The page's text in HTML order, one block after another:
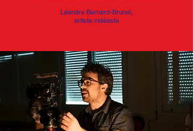
Léandre Bernard-Brunel,
artiste vidéaste